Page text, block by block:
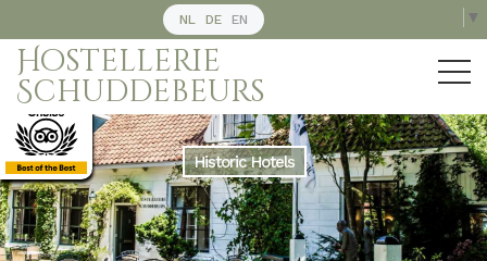
▼
NL DE EN
Hostellerie
Schuddebeurs
Historic Hotels